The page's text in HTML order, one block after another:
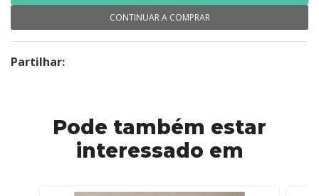
CONTINUAR A COMPRAR
Partilhar:
Pode também estar
interessado em